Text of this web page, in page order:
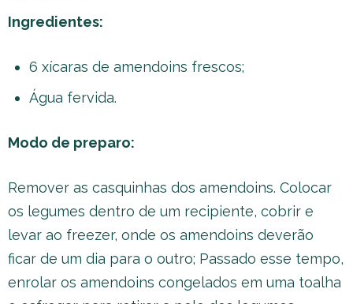
Ingredientes:
6 xícaras de amendoins frescos;
Água fervida.
Modo de preparo:
Remover as casquinhas dos amendoins. Colocar
os legumes dentro de um recipiente, cobrir e
levar ao freezer, onde os amendoins deverão
ficar de um dia para o outro; Passado esse tempo,
enrolar os amendoins congelados em uma toalha